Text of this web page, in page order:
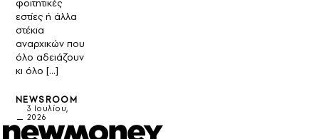
φοιτητικές
εστίες ή άλλα
στέκια
αναρχικών που
όλο αδειάζουν
κι όλο […]
NEWSROOM
3 Ιουλίου,
2026